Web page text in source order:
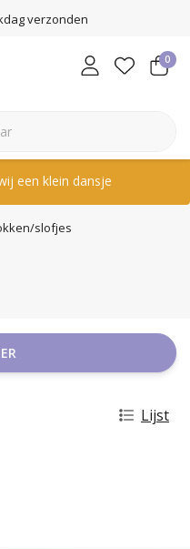
verzonden
0
een klein dansje
slofjes
Lijst